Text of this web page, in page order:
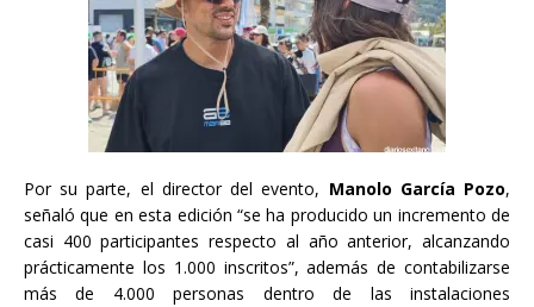
Por su parte, el director del evento, Manolo García Pozo,
señaló que en esta edición “se ha producido un incremento de
casi 400 participantes respecto al año anterior, alcanzando
prácticamente los 1.000 inscritos”, además de contabilizarse
más de 4.000 personas dentro de las instalaciones